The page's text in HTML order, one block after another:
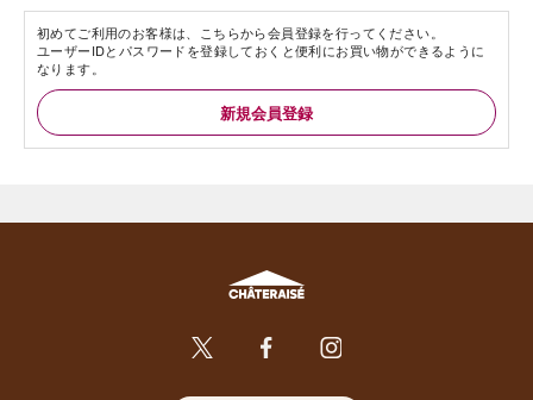
初めてご利用のお客様は、こちらから会員登録を行ってください。
ユーザーIDとパスワードを登録しておくと便利にお買い物ができるように
なります。